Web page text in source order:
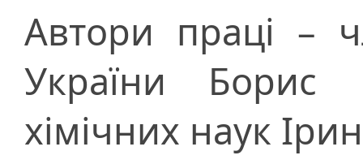
Автори праці –
України Борис
хімічних наук